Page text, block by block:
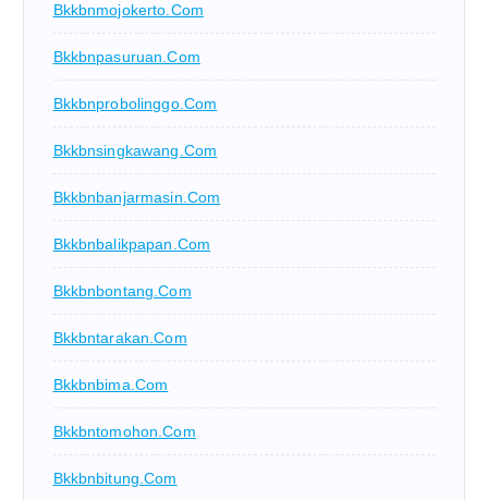
Bkkbnmojokerto.com
Bkkbnpasuruan.com
Bkkbnprobolinggo.com
Bkkbnsingkawang.com
Bkkbnbanjarmasin.com
Bkkbnbalikpapan.com
Bkkbnbontang.com
Bkkbntarakan.com
Bkkbnbima.com
Bkkbntomohon.com
Bkkbnbitung.com